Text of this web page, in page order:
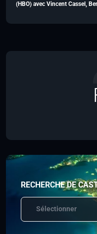
(HBO) avec Vincent Cassel,
RECHERCHE DE
Sélectionner